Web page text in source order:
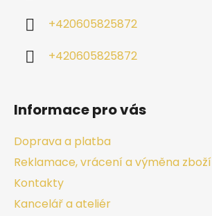
+420605825872
+420605825872
Informace pro vás
Doprava a platba
Reklamace, vrácení a výměna zboží
Kontakty
Kancelář a ateliér